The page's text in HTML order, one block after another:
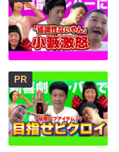
PR